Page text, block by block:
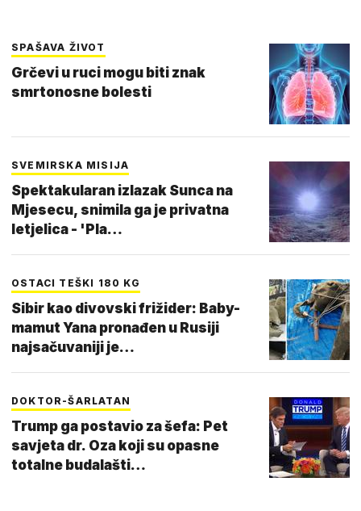
SPAŠAVA ŽIVOT
Grčevi u ruci mogu biti znak
smrtonosne bolesti
SVEMIRSKA MISIJA
Spektakularan izlazak Sunca na
Mjesecu, snimila ga je privatna
letjelica - 'Pla…
OSTACI TEŠKI 180 KG
Sibir kao divovski frižider: Baby-
mamut Yana pronađen u Rusiji
najsačuvaniji je…
DOKTOR-ŠARLATAN
Trump ga postavio za šefa: Pet
savjeta dr. Oza koji su opasne
totalne budalašti…